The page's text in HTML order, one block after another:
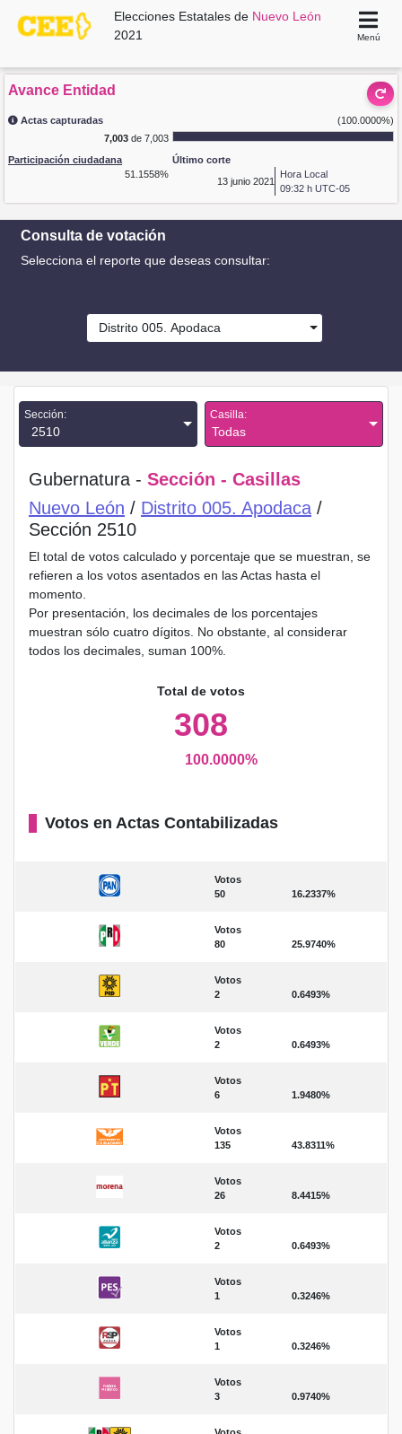
Elecciones Estatales de Nuevo León
2021
Menú
Avance Entidad
Actas capturadas
(100.0000%)
7,003de 7,003
Participación ciudadana
51.1558%
Último corte
13 junio 2021
Hora Local
09:32 h UTC-05
Consulta de votación
Selecciona el reporte que deseas consultar:
Distrito 005. Apodaca
Sección:
2510
Casilla:
Todas
Gubernatura - Sección - Casillas
Nuevo León / Distrito 005. Apodaca /
Sección 2510
El total de votos calculado y porcentaje que se muestran, se
refieren a los votos asentados en las Actas hasta el
momento.
Por presentación, los decimales de los porcentajes
muestran sólo cuatro dígitos. No obstante, al considerar
todos los decimales, suman 100%.
Total de votos
308
100.0000%
Votos en Actas Contabilizadas
Votos
50
16.2337%
Votos
80
25.9740%
Votos
2
0.6493%
Votos
2
0.6493%
Votos
6
1.9480%
Votos
135
43.8311%
Votos
26
8.4415%
Votos
2
0.6493%
Votos
1
0.3246%
Votos
1
0.3246%
Votos
3
0.9740%